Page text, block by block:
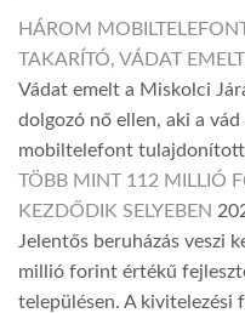
HÁROM
TAKARÍTÓ, VÁDAT
Vádat emelt a Miskolci
dolgozó nő ellen, aki a
mobiltelefont tulajdonított
TÖBB MINT 112 MILLIÓ
KEZDŐDIK SELYEBEN
Jelentős beruházás veszi
millió forint értékű
településen. A kivitelezési